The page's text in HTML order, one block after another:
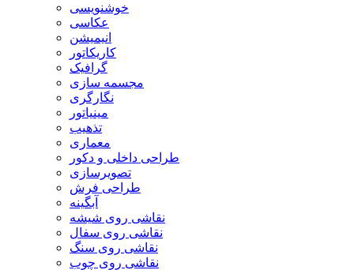
خوشنویسی
عکاسی
انیمیشن
کاریکاتور
گرافیک
مجسمه سازی
نگارگری
مینیاتور
تذهیب
معماری
طراحی داخلی و دکور
تصویرسازی
طراحی فرش
آبگینه
نقاشی روی شیشه
نقاشی روی سفال
نقاشی روی سنگ
نقاشی روی چوب